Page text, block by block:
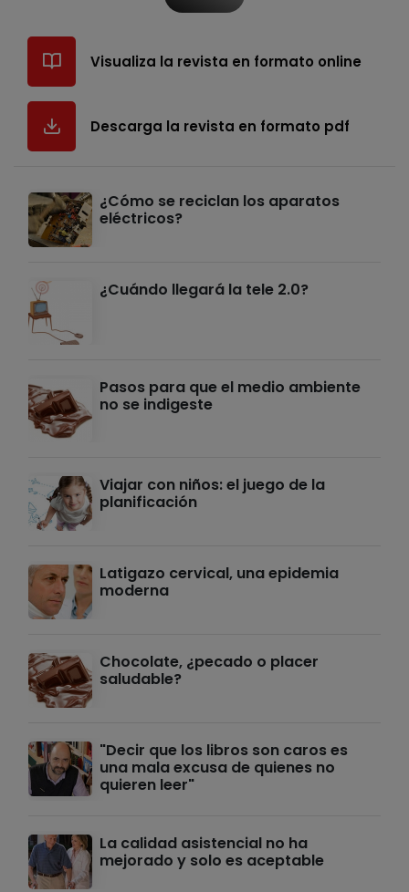
Visualiza la revista en formato online
Descarga la revista en formato pdf
¿Cómo se reciclan los aparatos
eléctricos?
¿Cuándo llegará la tele 2.0?
Pasos para que el medio ambiente
no se indigeste
Viajar con niños: el juego de la
planificación
Latigazo cervical, una epidemia
moderna
Chocolate, ¿pecado o placer
saludable?
"Decir que los libros son caros es
una mala excusa de quienes no
quieren leer"
La calidad asistencial no ha
mejorado y solo es aceptable